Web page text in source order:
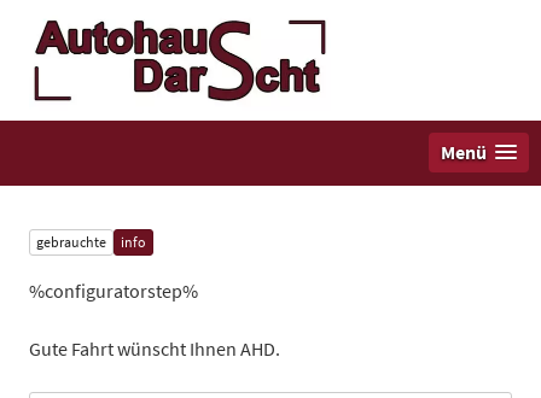
Menü
gebrauchte info
%configuratorstep%
Gute Fahrt wünscht Ihnen AHD.